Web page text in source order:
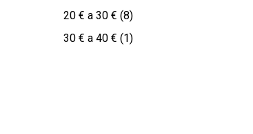
20 € a 30 € (8)
30 € a 40 € (1)